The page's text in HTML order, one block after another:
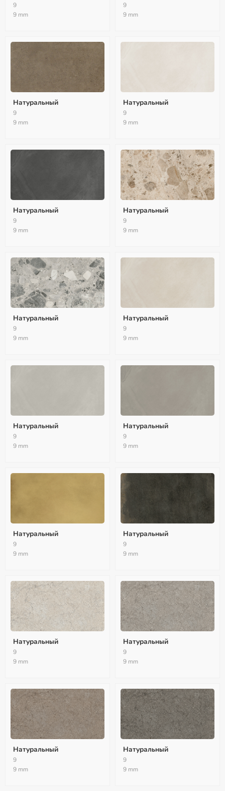
9
9 mm
9
9 mm
Натуральный
9
9 mm
Натуральный
9
9 mm
Натуральный
9
9 mm
Натуральный
9
9 mm
Натуральный
9
9 mm
Натуральный
9
9 mm
Натуральный
9
9 mm
Натуральный
9
9 mm
Натуральный
9
9 mm
Натуральный
9
9 mm
Натуральный
9
9 mm
Натуральный
9
9 mm
Натуральный
9
9 mm
Натуральный
9
9 mm